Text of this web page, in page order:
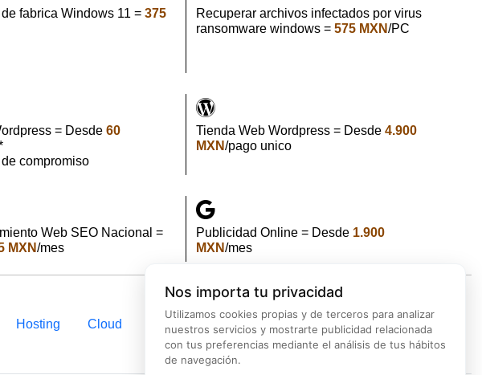
Nos importa tu privacidad
Utilizamos cookies propias y de terceros para analizar
nuestros servicios y mostrarte publicidad relacionada
con tus preferencias mediante el análisis de tus hábitos
de navegación.
fabrica Windows 11 = 375
Recuperar archivos infectados por virus
ransomware windows = 575 MXN/PC
= Desde 60
compromiso
Tienda Web Wordpress = Desde 4.900
MXN/pago unico
Web SEO Nacional =
MXN/mes
Publicidad Online = Desde 1.900
MXN/mes
Hosting Cloud Backup Marketing Ciberseguridad